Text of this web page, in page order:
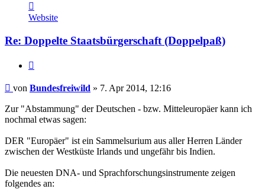
von
Bundesfreiwild
Website
Re: Doppelte Staatsbürgerschaft (Doppelpaß)
Beitrag
von Bundesfreiwild » 7. Apr 2014, 12:16
Zur "Abstammung" der Deutschen - bzw. Mitteleuropäer kann ich
nochmal etwas sagen:
DER "Europäer" ist ein Sammelsurium aus aller Herren Länder
zwischen der Westküste Irlands und ungefähr bis Indien.
Die neuesten DNA- und Sprachforschungsinstrumente zeigen
folgendes an: